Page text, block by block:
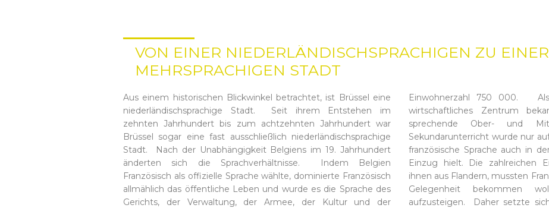
VON EINER NIEDERLÄNDISCHSPRACHIGEN ZU EINER
MEHRSPRACHIGEN STADT
Aus einem historischen Blickwinkel betrachtet, ist Brüssel eine
niederländischsprachige Stadt. Seit ihrem Entstehen im
zehnten Jahrhundert bis zum achtzehnten Jahrhundert war
Brüssel sogar eine fast ausschließlich niederländischsprachige
Stadt. Nach der Unabhängigkeit Belgiens im 19. Jahrhundert
änderten sich die Sprachverhältnisse. Indem Belgien
Französisch als offizielle Sprache wählte, dominierte Französisch
allmählich das öffentliche Leben und wurde es die Sprache des
Gerichts, der Verwaltung, der Armee, der Kultur und der
Einwohnerzahl 750 000. Als
wirtschaftliches Zentrum
sprechende Ober- und
Sekundarunterricht wurde nur
französische Sprache auch in
Einzug hielt. Die zahlreichen
ihnen aus Flandern, mussten
Gelegenheit bekommen
aufzusteigen. Daher setzte